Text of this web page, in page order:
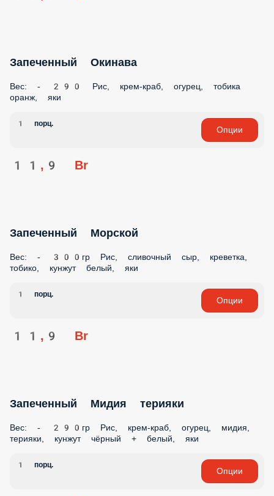
Запеченный Окинава
Вес: - 290 Рис, крем-краб, огурец, тобика
оранж, яки
1 порц.
Опции
11,9 Br
Запеченный Морской
Вес: - 300гр Рис, сливочный сыр, креветка,
тобико, кунжут белый, яки
1 порц.
Опции
11,9 Br
Запеченный Мидия терияки
Вес: - 290гр Рис, крем-краб, огурец, мидия,
терияки, кунжут чёрный + белый, яки
1 порц.
Опции